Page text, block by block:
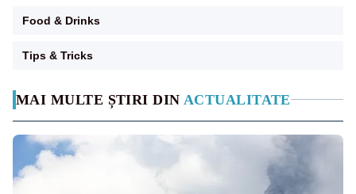
MAI MULTE ȘTIRI DIN ACTUALITATE
Food & Drinks
Tips & Tricks